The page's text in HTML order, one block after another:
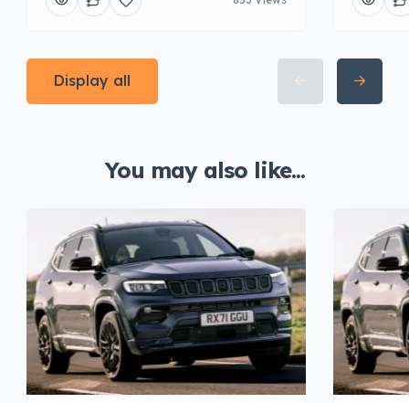
Display all
You may also like...